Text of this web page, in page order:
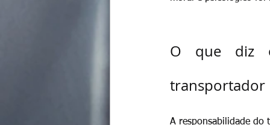
O que diz
transportador
A responsabilidade do